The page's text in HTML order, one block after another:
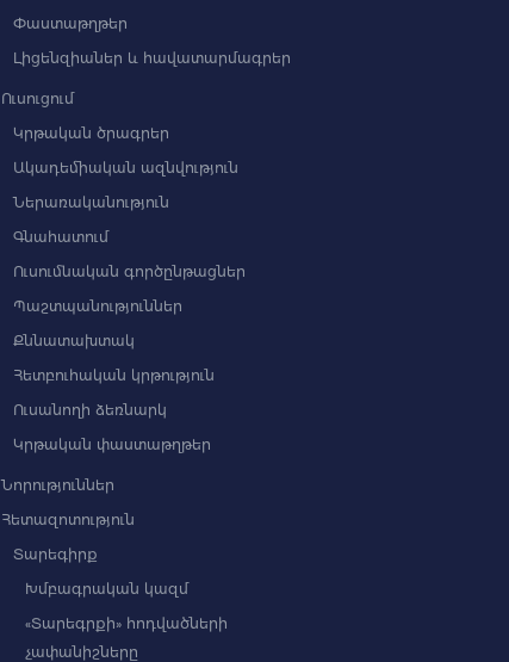
Փաստաթղթեր
Լիցենզիաներ և հավատարմագրեր
Ուսուցում
Կրթական ծրագրեր
Ակադեմիական ազնվություն
Ներառականություն
Գնահատում
Ուսումնական գործընթացներ
Պաշտպանություններ
Քննատախտակ
Հետբուհական կրթություն
Ուսանողի ձեռնարկ
Կրթական փաստաթղթեր
Նորություններ
Հետազոտություն
Տարեգիրք
Խմբագրական կազմ
«Տարեգրքի» հոդվածների
չափանիշները